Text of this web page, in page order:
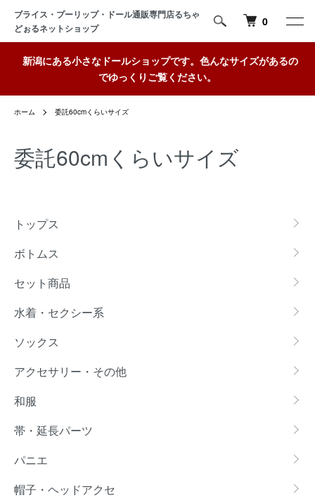
ブライス・プーリップ・ドール通販専門店るちゃ
どぉるネットショップ
0
新潟にある小さなドールショップです。色んなサイズがあるの
でゆっくりご覧ください。
ホーム 委託60cmくらいサイズ
委託60cmくらいサイズ
トップス
ボトムス
セット商品
水着・セクシー系
ソックス
アクセサリー・その他
和服
帯・延長パーツ
パニエ
帽子・ヘッドアクセ